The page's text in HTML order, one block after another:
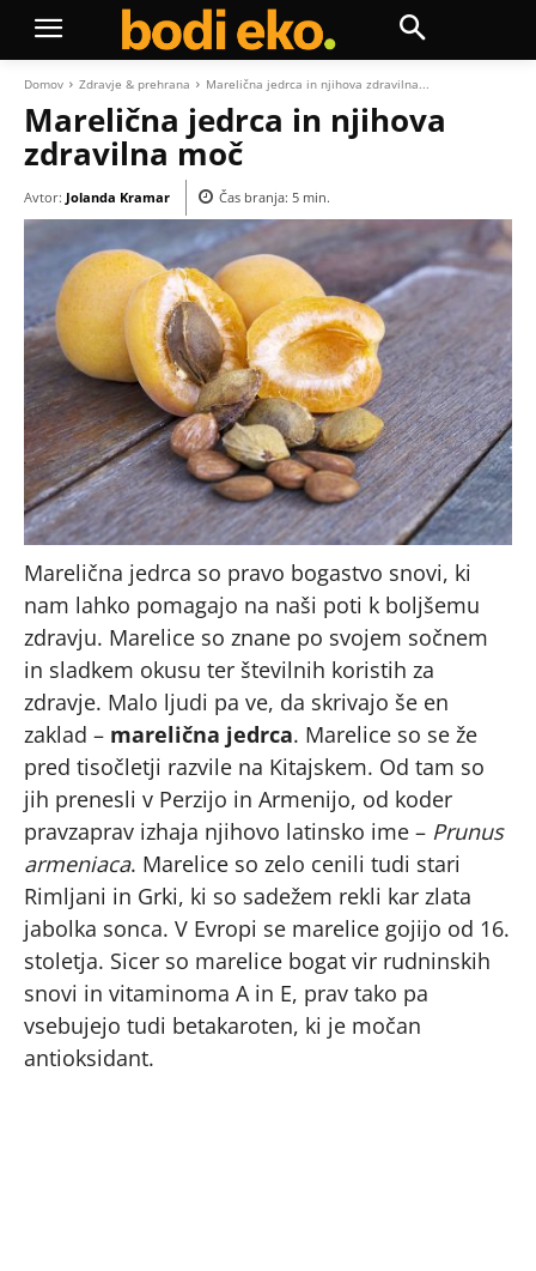
Domov Zdravje & prehrana Marelična jedrca in njihova zdravilna...
Marelična jedrca in njihova
zdravilna moč
Avtor: Jolanda Kramar Čas branja: 5 min.
Marelična jedrca so pravo bogastvo snovi, ki
nam lahko pomagajo na naši poti k boljšemu
zdravju. Marelice so znane po svojem sočnem
in sladkem okusu ter številnih koristih za
zdravje. Malo ljudi pa ve, da skrivajo še en
zaklad – marelična jedrca. Marelice so se že
pred tisočletji razvile na Kitajskem. Od tam so
jih prenesli v Perzijo in Armenijo, od koder
pravzaprav izhaja njihovo latinsko ime – Prunus
armeniaca. Marelice so zelo cenili tudi stari
Rimljani in Grki, ki so sadežem rekli kar zlata
jabolka sonca. V Evropi se marelice gojijo od 16.
stoletja. Sicer so marelice bogat vir rudninskih
snovi in vitaminoma A in E, prav tako pa
vsebujejo tudi betakaroten, ki je močan
antioksidant.